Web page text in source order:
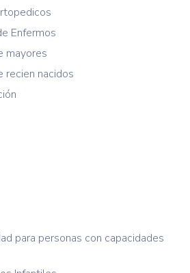
Enfermos
mayores
recien nacidos
para personas con capacidades